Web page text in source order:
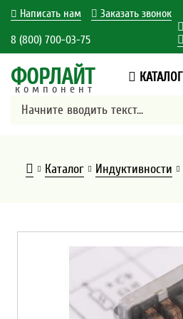
Написать нам Заказать звонок
8 (800) 700-03-75
ФОРЛАЙТ
компонент
КАТАЛОГ
Каталог Индуктивности